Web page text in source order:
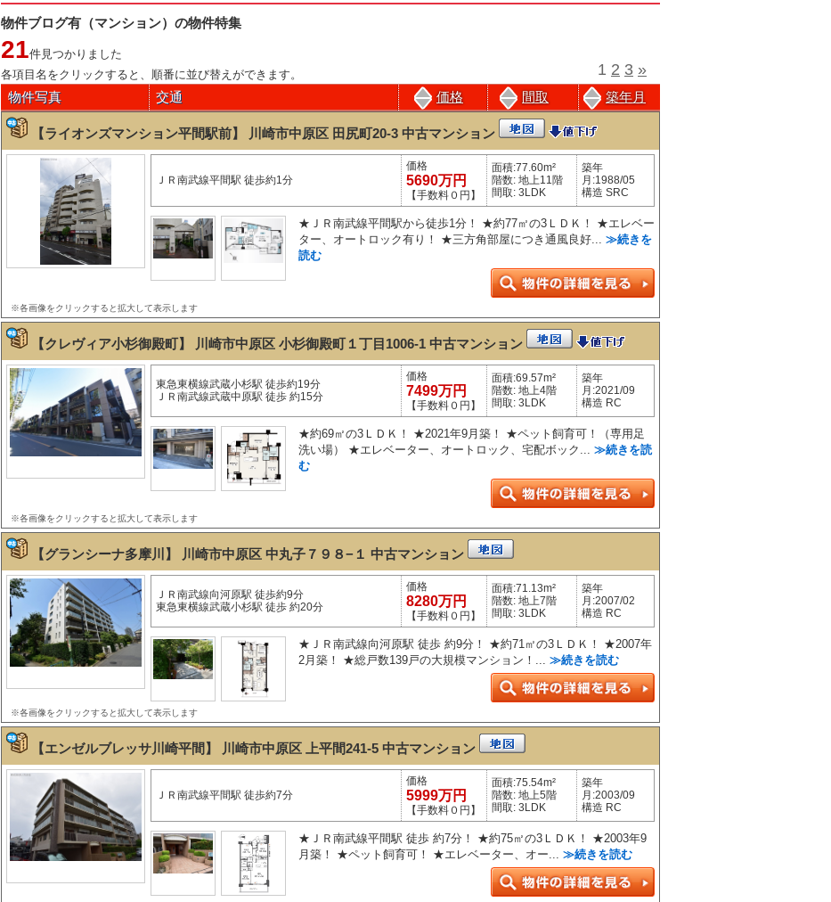
物件ブログ有（マンション）の物件特集
21件見つかりました
各項目名をクリックすると、順番に並び替えができます。
物件写真 交通 価格 間取 築年月
1 2 3 »
【ライオンズマンション平間駅前】 川崎市中原区 田尻町20-3 中古マンション
ＪＲ南武線平間駅 徒歩約1分
価格
5690万円
【手数料０円】
面積:77.60m²
階数: 地上11階
間取: 3LDK
築年
月:1988/05
構造 SRC
★ＪＲ南武線平間駅から徒歩1分！ ★約77㎡の3ＬＤＫ！ ★エレベー
ター、オートロック有り！ ★三方角部屋につき通風良好... ≫続きを
読む
※各画像をクリックすると拡大して表示します
【クレヴィア小杉御殿町】 川崎市中原区 小杉御殿町１丁目1006-1 中古マンション
東急東横線武蔵小杉駅 徒歩約19分
ＪＲ南武線武蔵中原駅 徒歩 約15分
価格
7499万円
【手数料０円】
面積:69.57m²
階数: 地上4階
間取: 3LDK
築年
月:2021/09
構造 RC
★約69㎡の3ＬＤＫ！ ★2021年9月築！ ★ペット飼育可！（専用足
洗い場） ★エレベーター、オートロック、宅配ボック... ≫続きを読
む
※各画像をクリックすると拡大して表示します
【グランシーナ多摩川】 川崎市中原区 中丸子７９８−１ 中古マンション
ＪＲ南武線向河原駅 徒歩約9分
東急東横線武蔵小杉駅 徒歩 約20分
価格
8280万円
【手数料０円】
面積:71.13m²
階数: 地上7階
間取: 3LDK
築年
月:2007/02
構造 RC
★ＪＲ南武線向河原駅 徒歩 約9分！ ★約71㎡の3ＬＤＫ！ ★2007年
2月築！ ★総戸数139戸の大規模マンション！... ≫続きを読む
※各画像をクリックすると拡大して表示します
【エンゼルブレッサ川崎平間】 川崎市中原区 上平間241-5 中古マンション
ＪＲ南武線平間駅 徒歩約7分
価格
5999万円
【手数料０円】
面積:75.54m²
階数: 地上5階
間取: 3LDK
築年
月:2003/09
構造 RC
★ＪＲ南武線平間駅 徒歩 約7分！ ★約75㎡の3ＬＤＫ！ ★2003年9
月築！ ★ペット飼育可！ ★エレベーター、オー... ≫続きを読む